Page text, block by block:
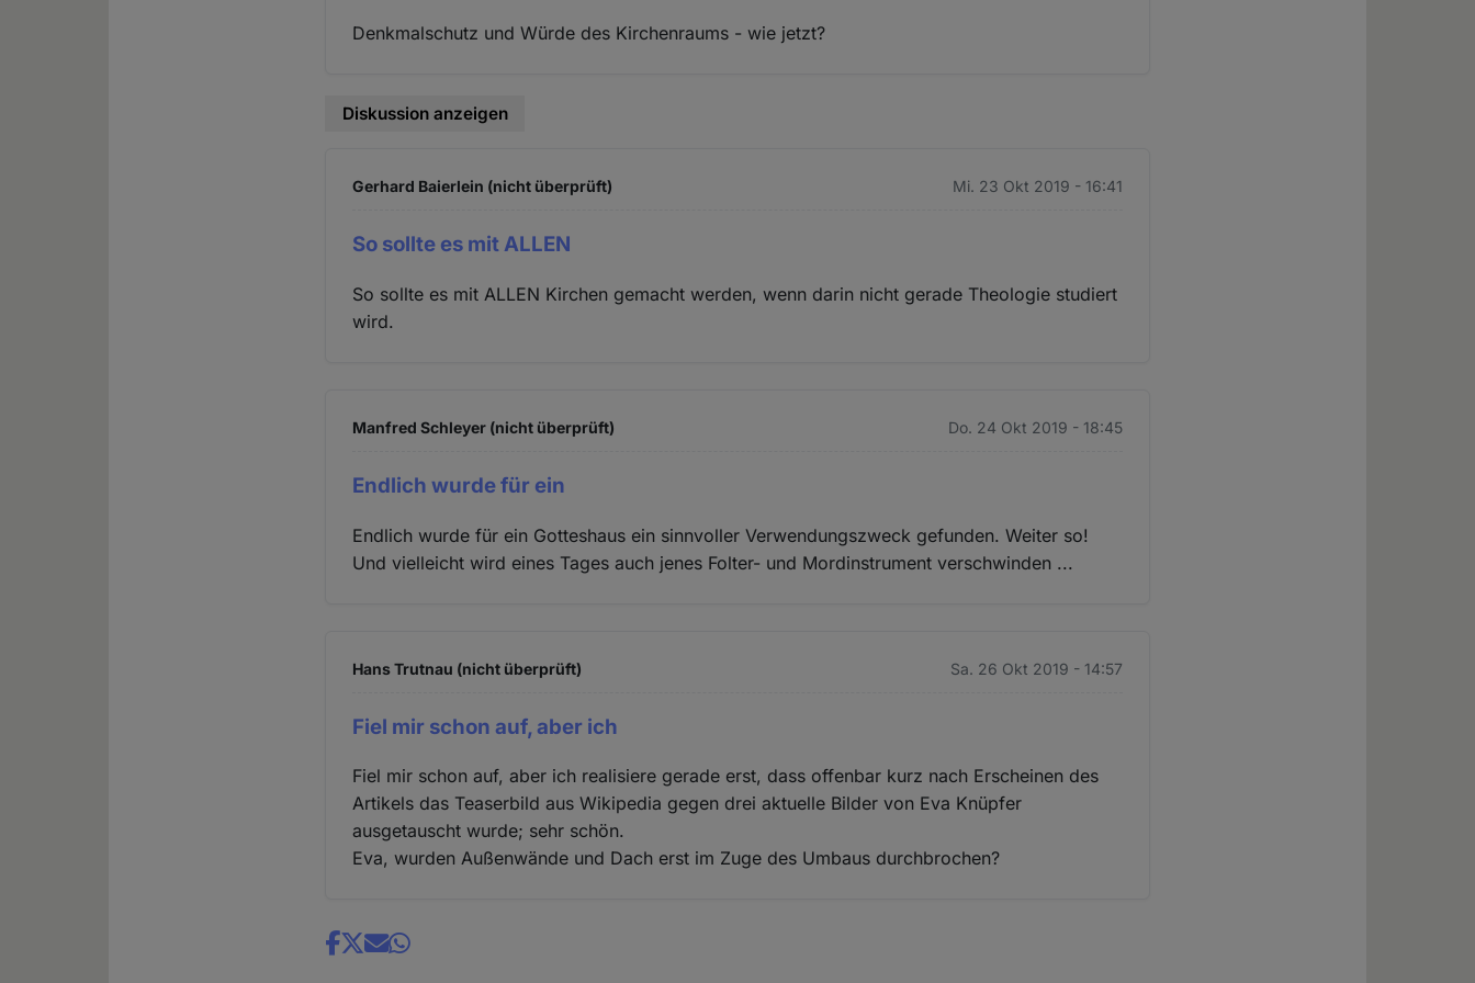
Denkmalschutz und Würde des Kirchenraums - wie jetzt?
Diskussion anzeigen
Gerhard Baierlein (nicht überprüft) Mi. 23 Okt 2019 - 16:41
So sollte es mit ALLEN
So sollte es mit ALLEN Kirchen gemacht werden, wenn darin nicht gerade Theologie studiert
wird.
Manfred Schleyer (nicht überprüft) Do. 24 Okt 2019 - 18:45
Endlich wurde für ein
Endlich wurde für ein Gotteshaus ein sinnvoller Verwendungszweck gefunden. Weiter so!
Und vielleicht wird eines Tages auch jenes Folter- und Mordinstrument verschwinden ...
Hans Trutnau (nicht überprüft) Sa. 26 Okt 2019 - 14:57
Fiel mir schon auf, aber ich
Fiel mir schon auf, aber ich realisiere gerade erst, dass offenbar kurz nach Erscheinen des
Artikels das Teaserbild aus Wikipedia gegen drei aktuelle Bilder von Eva Knüpfer
ausgetauscht wurde; sehr schön.
Eva, wurden Außenwände und Dach erst im Zuge des Umbaus durchbrochen?
Share